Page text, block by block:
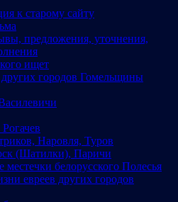
к старому сайту
предложения, уточнения,
ищет
других городов Гомельщины
Наровля, Туров
(Шатилки), Паричи
местечки белорусского Полесья
евреев других городов